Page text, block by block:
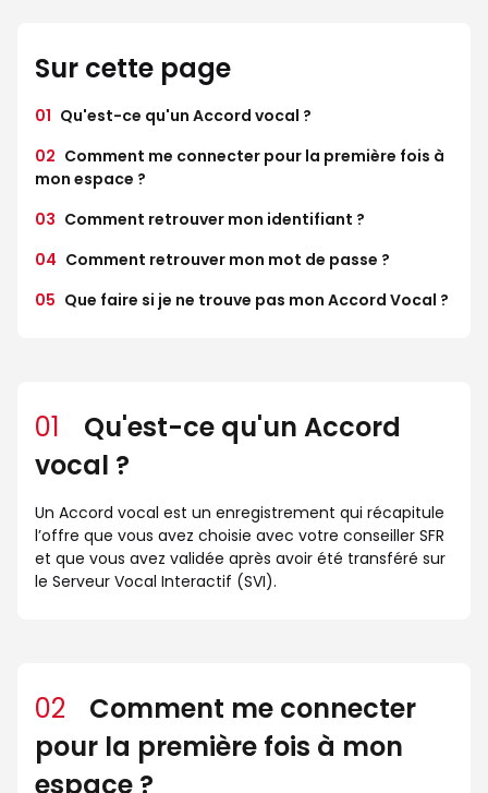
Sur cette page
01 Qu'est-ce qu'un Accord vocal ?
02 Comment me connecter pour la première fois à
mon espace ?
03 Comment retrouver mon identifiant ?
04 Comment retrouver mon mot de passe ?
05 Que faire si je ne trouve pas mon Accord Vocal ?
01
Qu'est-ce qu'un Accord
vocal ?
Un Accord vocal est un enregistrement qui récapitule
l’offre que vous avez choisie avec votre conseiller SFR
et que vous avez validée après avoir été transféré sur
le Serveur Vocal Interactif (SVI).
02
Comment me connecter
pour la première fois à mon
espace ?